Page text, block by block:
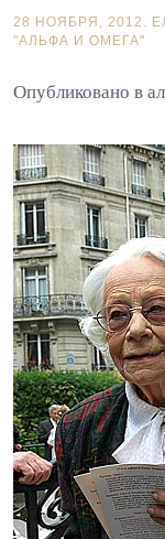
28 НОЯБРЯ, 2012.
"АЛЬФА И ОМЕГА"
Опубликовано в